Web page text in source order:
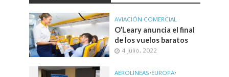
AVIACIÓN COMERCIAL
O’Leary anuncia el final
de los vuelos baratos
4 julio, 2022
AEROLINEAS•EUROPA•